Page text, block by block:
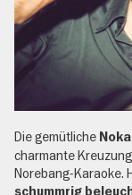
Die gemütliche
charmante
Norebang-Karaoke.